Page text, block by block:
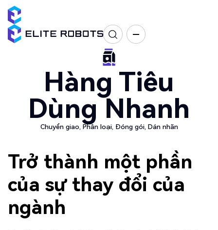
Hàng Tiêu
Dùng Nhanh
Chuyển giao, Phân loại, Đóng gói, Dán nhãn
Trở thành một phần
của sự thay đổi của
ngành